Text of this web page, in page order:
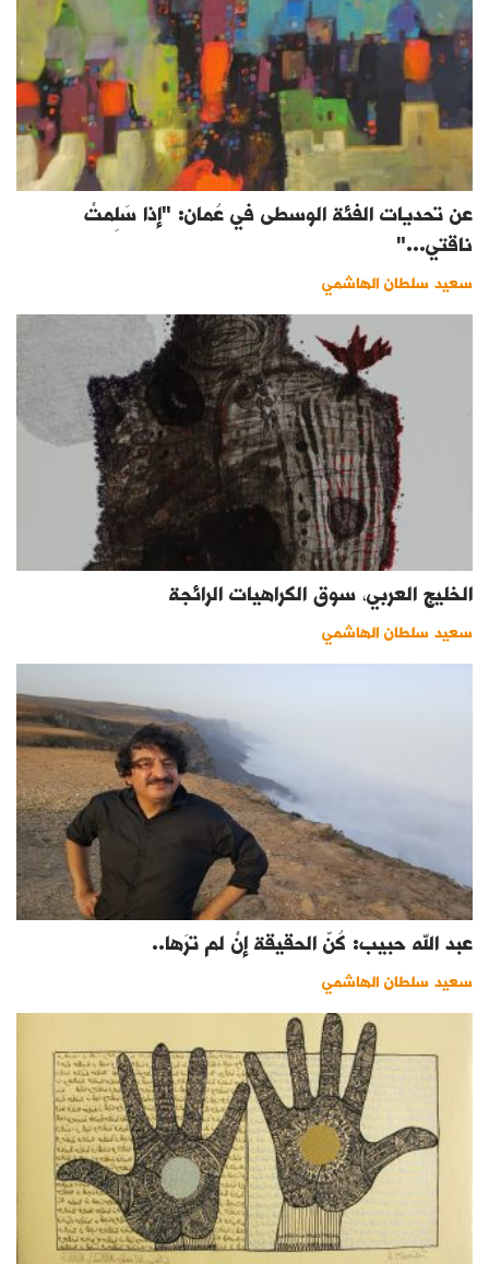
عن تحديات الفئة الوسطى في عُمان: "إذا سَلِمتْ
ناقتي…"
سعيد سلطان الهاشمي
الخليج العربي، سوق الكراهيات الرائجة
سعيد سلطان الهاشمي
عبد الله حبيب: كُنّ الحقيقة إنْ لم ترَها..
سعيد سلطان الهاشمي